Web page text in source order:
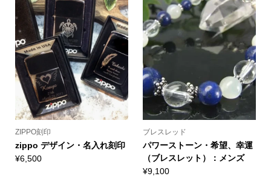
ZIPPO刻印
zippo デザイン・名入れ刻印
¥6,500
ブレスレッド
パワーストーン・希望、幸運
（ブレスレット）：メンズ
¥9,100